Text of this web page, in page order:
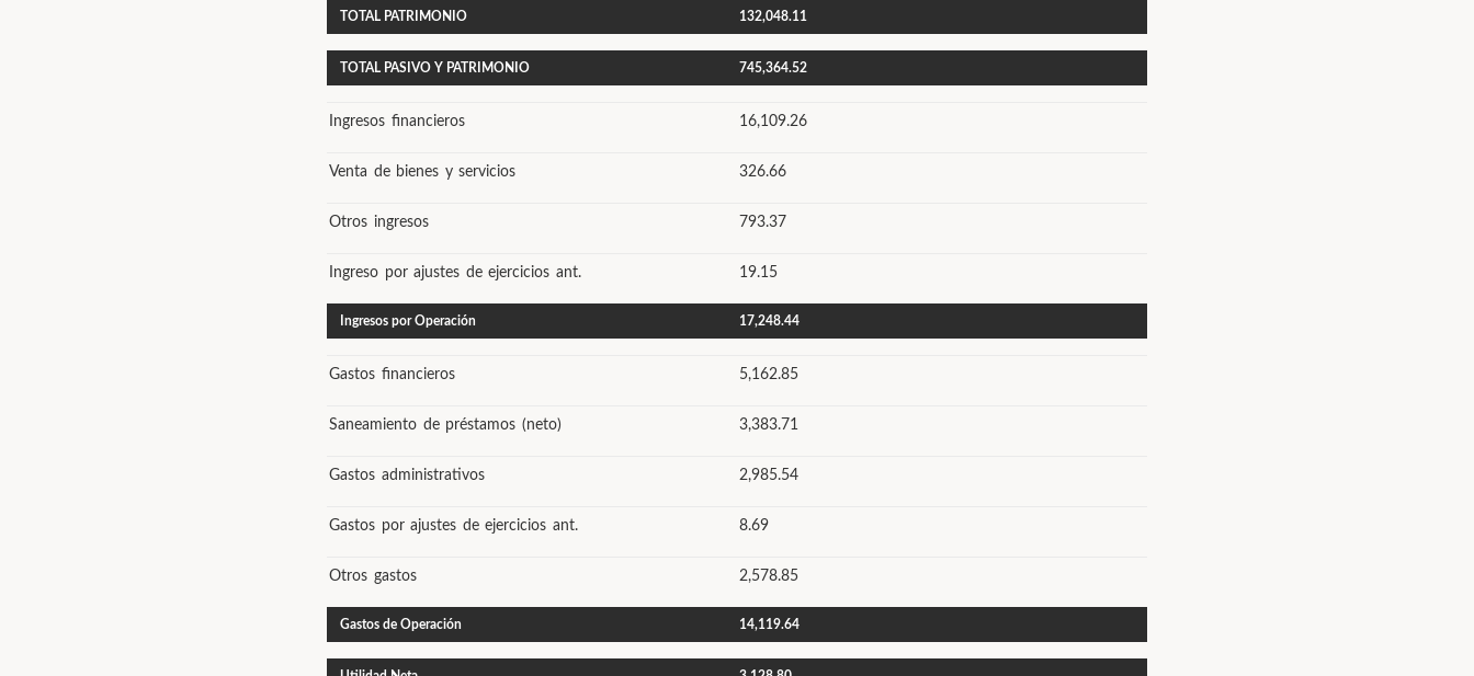
TOTAL PATRIMONIO 132,048.11
TOTAL PASIVO Y PATRIMONIO 745,364.52
Ingresos financieros 16,109.26
Venta de bienes y servicios 326.66
Otros ingresos 793.37
Ingreso por ajustes de ejercicios ant. 19.15
Ingresos por Operación 17,248.44
Gastos financieros 5,162.85
Saneamiento de préstamos (neto) 3,383.71
Gastos administrativos 2,985.54
Gastos por ajustes de ejercicios ant. 8.69
Otros gastos 2,578.85
Gastos de Operación 14,119.64